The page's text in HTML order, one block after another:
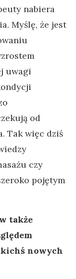
nabiera
Myślę, że jest
uwagi
od
Tak więc dziś
czy
pojętym
także
nowych